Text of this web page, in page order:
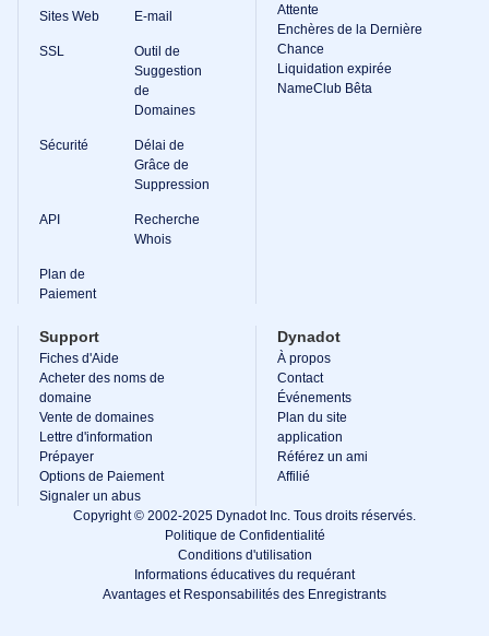
Sites Web E-mail
SSL
Outil de
Suggestion
de
Domaines
Sécurité
Délai de
Grâce de
Suppression
API
Recherche
Whois
Plan de
Paiement
Attente
Enchères de la Dernière
Chance
Liquidation expirée
NameClub Bêta
Support
Fiches d'Aide
Acheter des noms de
domaine
Vente de domaines
Lettre d'information
Prépayer
Options de Paiement
Signaler un abus
Dynadot
À propos
Contact
Événements
Plan du site
application
Référez un ami
Affilié
Copyright © 2002-2025 Dynadot Inc. Tous droits réservés.
Politique de Confidentialité
Conditions d'utilisation
Informations éducatives du requérant
Avantages et Responsabilités des Enregistrants